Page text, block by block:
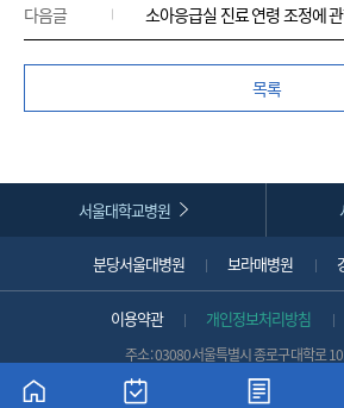
다음글 소아응급실 진료 연령 조정에
목록
서울대학교병원
분당서울대병원 보라매병원
이용약관 개인정보처리방침
주소 : 03080 서울특별시 종로구 대학로